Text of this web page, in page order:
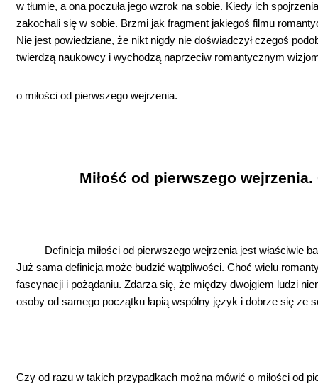
w tłumie, a ona poczuła jego wzrok na sobie. Kiedy ich
zakochali się w sobie. Brzmi jak fragment jakiegoś filmu
Nie jest powiedziane, że nikt nigdy nie doświadczył czegoś
twierdzą naukowcy i wychodzą naprzeciw romantycznym
o miłości od pierwszego wejrzenia.
Miłość od pierwszego
Definicja miłości od pierwszego wejrzenia jest właściwie
Już sama definicja może budzić wątpliwości. Choć wielu
fascynacji i pożądaniu. Zdarza się, że między dwojgiem ludzi
osoby od samego początku łapią wspólny język i dobrze się ze
Czy od razu w takich przypadkach można mówić o miłości od